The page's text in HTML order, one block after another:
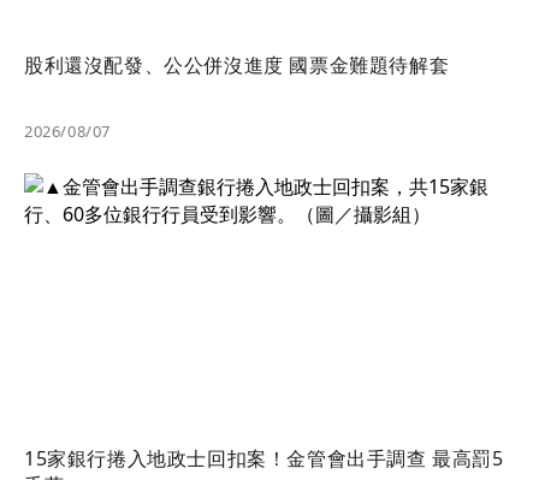
股利還沒配發、公公併沒進度 國票金難題待解套
2026/08/07
15家銀行捲入地政士回扣案！金管會出手調查 最高罰5